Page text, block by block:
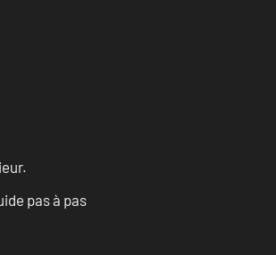
pas à pas